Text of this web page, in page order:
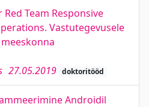
Red Team Responsive
Vastutegevusele
27.05.2019 doktoritööd
Androidil